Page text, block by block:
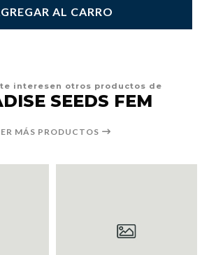
AL CARRO
interesen otros productos de
SEEDS FEM
MÁS PRODUCTOS